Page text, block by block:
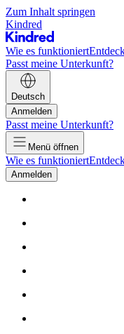
Zum Inhalt springen
Kindred
Wie es funktioniert
Passt meine Unterkunft?
Deutsch
Anmelden
Passt meine Unterkunft?
Menü öffnen
Wie es funktioniert
Anmelden